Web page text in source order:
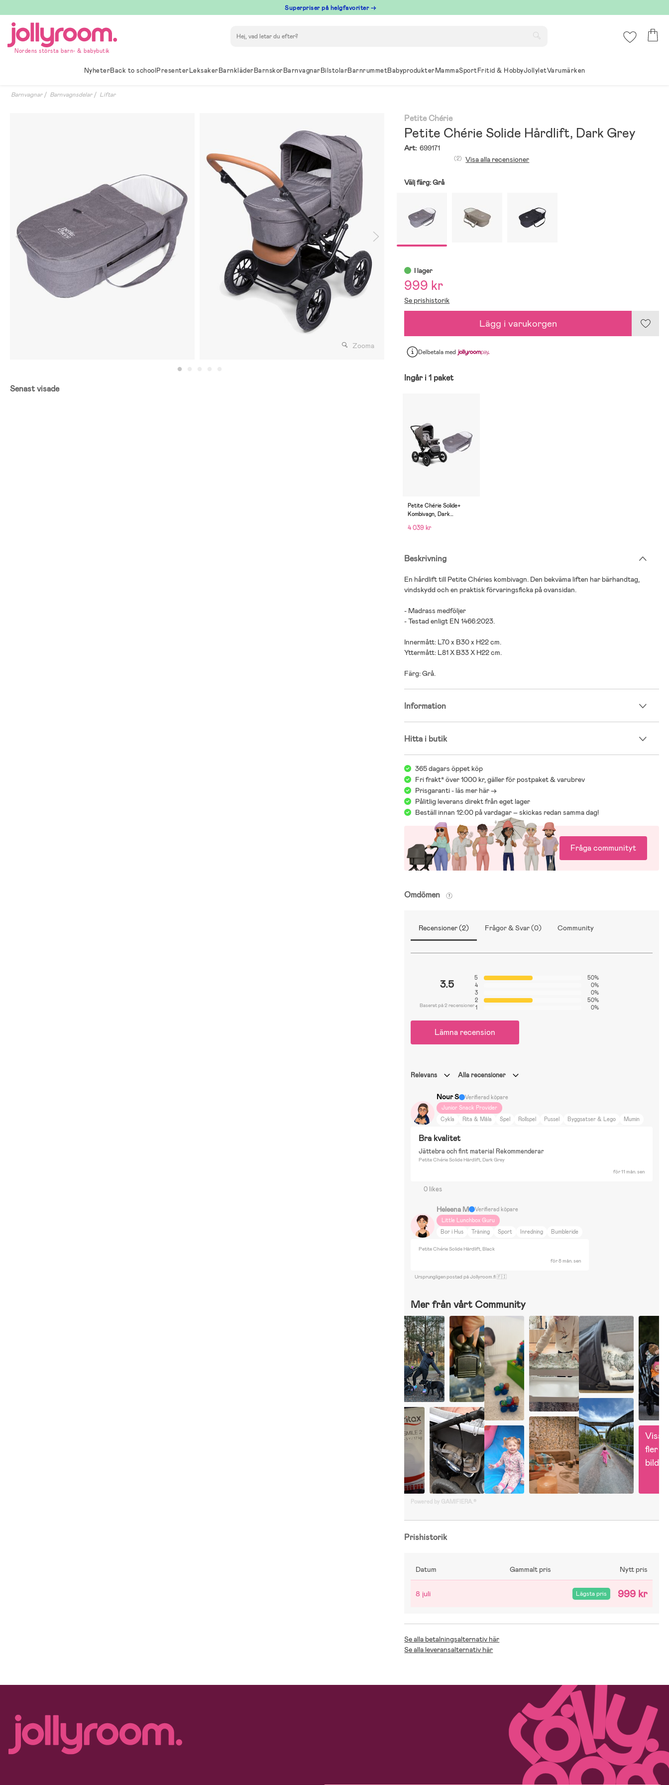
till
innehållet
Superpriser på helgfavoriter →
Nordens största barn- & babybutik
NyheterBack to schoolPresenterLeksakerBarnkläderBarnskorBarnvagnarBilstolarBarnrummetBabyprodukterMammaSportFritid & HobbyJollyletVarumärken
Barnvagnar Barnvagnsdelar Liftar
Zooma
Senast visade
Petite Chérie
Petite Chérie Solide Hårdlift, Dark Grey
Art: 699171
(2) Visa alla recensioner
Välj färg:Grå
I lager
999 kr
Se prishistorik
Lägg i varukorgen
Delbetalamed
Ingår i 1 paket
Petite Chérie Solide+
Kombivagn, Dark
4 039 kr
Beskrivning
En hårdlift till Petite Chéries kombivagn. Den bekväma liften har bärhandtag,
vindskydd och en praktisk förvaringsficka på ovansidan.
- Madrass medföljer
- Testad enligt EN 1466:2023.
Innermått: L70 x B30 x H22 cm.
Yttermått: L81 X B33 X H22 cm.
Färg: Grå.
Information
Hitta i butik
365 dagars öppet köp
Fri frakt* över 1000 kr, gäller för postpaket & varubrev
Prisgaranti - läs mer här ->
Pålitlig leverans direkt från eget lager
Beställ innan 12:00 på vardagar – skickas redan samma dag!
Fråga communityt
Omdömen
Recensioner (2) Frågor & Svar (0) Community
3.5
Baserat på 2 recensioner
5
50%
4
0%
3
0%
2
50%
1
0%
Lämna recension
Relevans Alla recensioner
Nour S
Verifierad köpare
Junior Snack Provider
Cykla
Rita & Måla Spel Rollspel Pussel Byggsatser & Lego
Mumin
Bra kvalitet
Jättebra och fint material Rekommenderar
Petite Chérie Solide Hårdlift, Dark Grey
för 11 mån. sen
0 likes
Heleena M
Verifierad köpare
Little Lunchbox Guru
Bor i Hus
Träning Sport Inredning Bumbleride
Petite Chérie Solide Hårdlift, Black
för 8 mån. sen
Ursprungligen postad på Jollyroom.fi 🇫🇮
Mer från vårt Community
Visa
fler
bilder
Powered by GAMIFIERA.®
Prishistorik
Datum Gammalt pris Nytt pris
8 juli Lägsta pris 999 kr
Se alla betalningsalternativ här
Se alla leveransalternativ här